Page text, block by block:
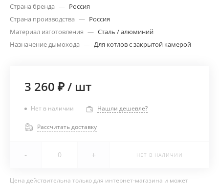
Страна бренда — Россия
Страна производства — Россия
Материал изготовления — Сталь / алюминий
Назначение дымохода — Для котлов с закрытой камерой
3 260 ₽/ шт
Нет в наличии Нашли дешевле?
Рассчитать доставку
- + НЕТ В НАЛИЧИИ
Цена действительна только для интернет-магазина и может